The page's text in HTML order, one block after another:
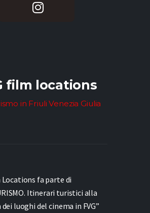
film locations
in Friuli Venezia Giulia
Locations fa parte di
Itinerari turistici alla
luoghi del cinema in FVG”